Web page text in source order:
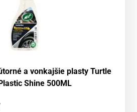
a vonkajšie plasty Turtle
Shine 500ML